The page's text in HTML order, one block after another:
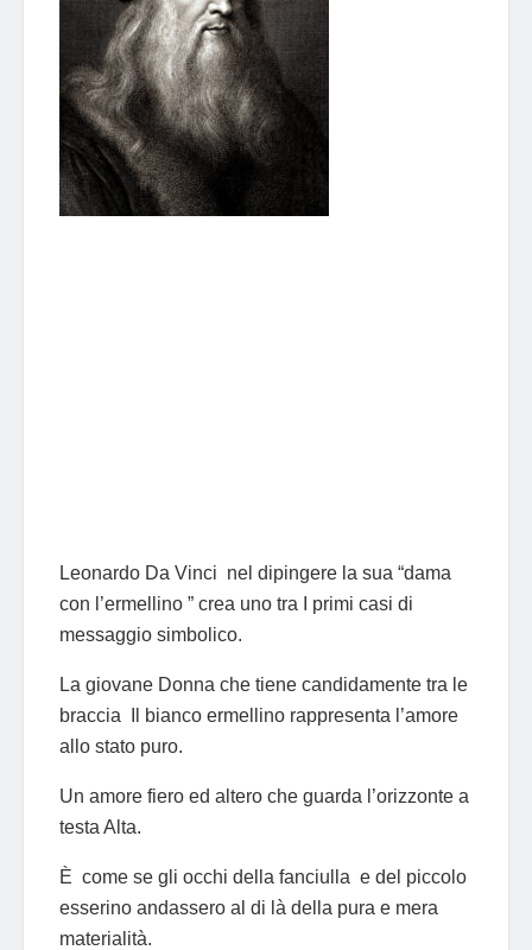
Leonardo Da Vinci nel dipingere la sua “dama
con l’ermellino ” crea uno tra I primi casi di
messaggio simbolico.
La giovane Donna che tiene candidamente tra le
braccia Il bianco ermellino rappresenta l’amore
allo stato puro.
Un amore fiero ed altero che guarda l’orizzonte a
testa Alta.
È come se gli occhi della fanciulla e del piccolo
esserino andassero al di là della pura e mera
materialità.